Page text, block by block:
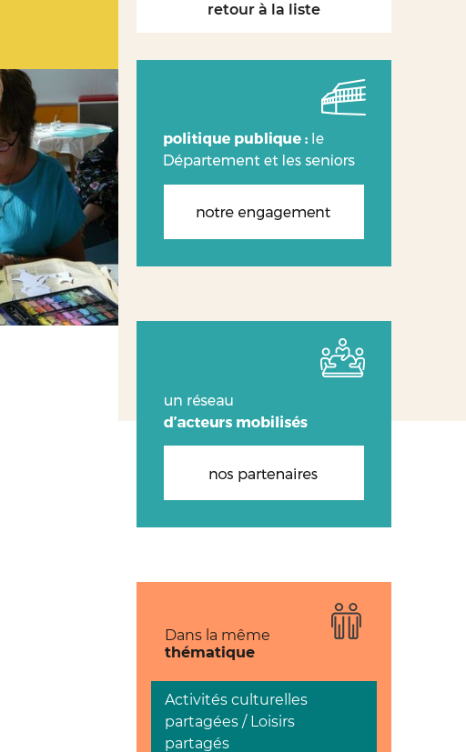
retour à la liste
Dans la même
thématique
Activités culturelles
partagées / Loisirs
partagés